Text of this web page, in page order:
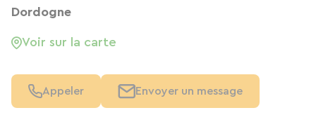
Dordogne
Voir sur la carte
Appeler Envoyer un message